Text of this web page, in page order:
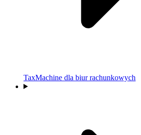
TaxMachine dla biur rachunkowych